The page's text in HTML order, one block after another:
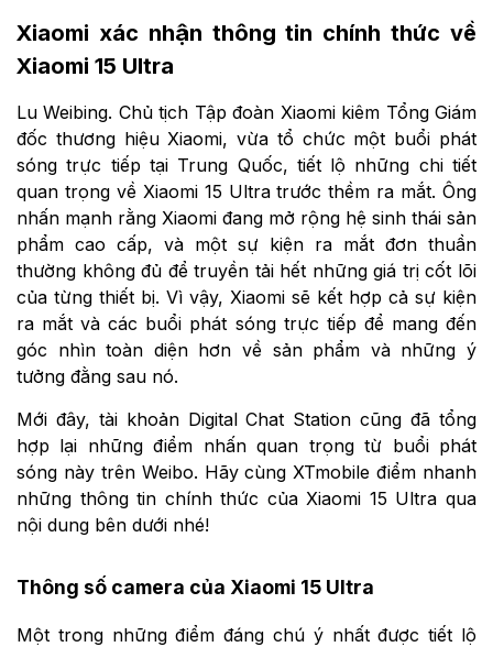
Xiaomi xác nhận thông tin chính thức về
Xiaomi 15 Ultra
Lu Weibing. Chủ tịch Tập đoàn Xiaomi kiêm Tổng Giám
đốc thương hiệu Xiaomi, vừa tổ chức một buổi phát
sóng trực tiếp tại Trung Quốc, tiết lộ những chi tiết
quan trọng về Xiaomi 15 Ultra trước thềm ra mắt. Ông
nhấn mạnh rằng Xiaomi đang mở rộng hệ sinh thái sản
phẩm cao cấp, và một sự kiện ra mắt đơn thuần
thường không đủ để truyền tải hết những giá trị cốt lõi
của từng thiết bị. Vì vậy, Xiaomi sẽ kết hợp cả sự kiện
ra mắt và các buổi phát sóng trực tiếp để mang đến
góc nhìn toàn diện hơn về sản phẩm và những ý
tưởng đằng sau nó.
Mới đây, tài khoản Digital Chat Station cũng đã tổng
hợp lại những điểm nhấn quan trọng từ buổi phát
sóng này trên Weibo. Hãy cùng XTmobile điểm nhanh
những thông tin chính thức của Xiaomi 15 Ultra qua
nội dung bên dưới nhé!
Thông số camera của Xiaomi 15 Ultra
Một trong những điểm đáng chú ý nhất được tiết lộ